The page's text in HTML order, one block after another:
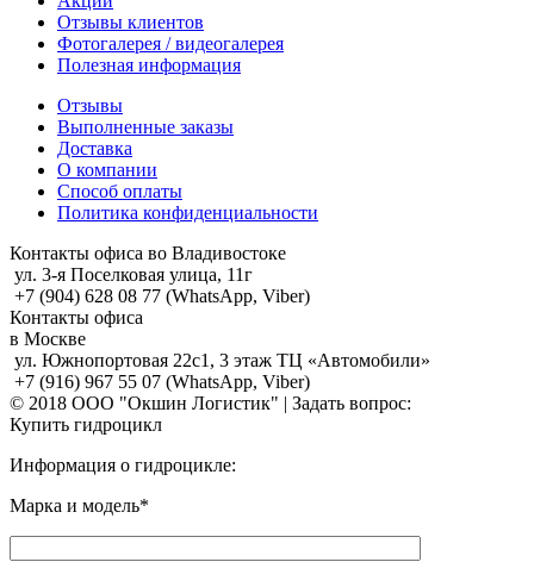
Отзывы клиентов
Фотогалерея / видеогалерея
Полезная информация
Отзывы
Выполненные заказы
Доставка
О компании
Способ оплаты
Политика конфиденциальности
Контакты офиса во Владивостоке
ул. 3-я Поселковая улица, 11г
+7 (904) 628 08 77 (WhatsApp, Viber)
Контакты офиса
в Москве
ул. Южнопортовая 22с1, 3 этаж ТЦ «Автомобили»
+7 (916) 967 55 07 (WhatsApp, Viber)
© 2018 ООО "Окшин Логистик" | Задать вопрос:
Купить гидроцикл
Информация о гидроцикле:
Марка и модель*